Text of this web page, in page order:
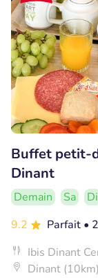
Buffet petit-
Dinant
Demain Sa Di
9.2
Parfait •
Ibis Dinant
Dinant (10km)